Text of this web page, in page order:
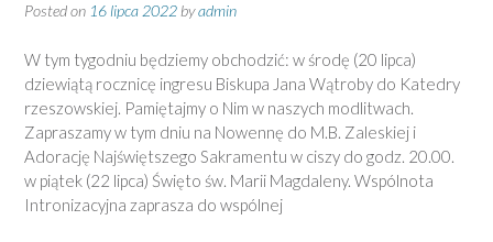
Posted on 16 lipca 2022byadmin
W tym tygodniu będziemy obchodzić: w środę (20 lipca)
dziewiątą rocznicę ingresu Biskupa Jana Wątroby do Katedry
rzeszowskiej. Pamiętajmy o Nim w naszych modlitwach.
Zapraszamy w tym dniu na Nowennę do M.B. Zaleskiej i
Adorację Najświętszego Sakramentu w ciszy do godz. 20.00.
w piątek (22 lipca) Święto św. Marii Magdaleny. Wspólnota
Intronizacyjna zaprasza do wspólnej